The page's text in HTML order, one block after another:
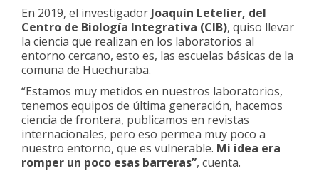
En 2019, el investigador Joaquín Letelier, del
Centro de Biología Integrativa (CIB), quiso llevar
la ciencia que realizan en los laboratorios al
entorno cercano, esto es, las escuelas básicas de la
comuna de Huechuraba.
“Estamos muy metidos en nuestros laboratorios,
tenemos equipos de última generación, hacemos
ciencia de frontera, publicamos en revistas
internacionales, pero eso permea muy poco a
nuestro entorno, que es vulnerable. Mi idea era
romper un poco esas barreras”, cuenta.